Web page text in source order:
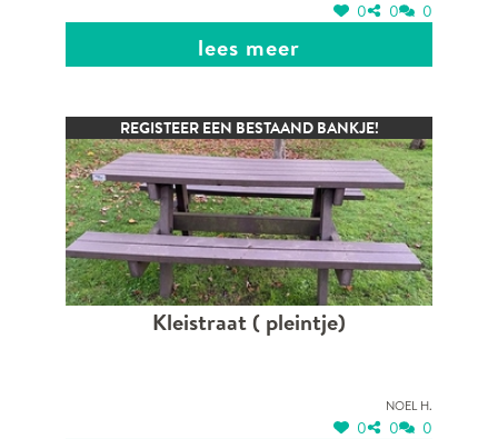
0 0 0
lees meer
REGISTEER EEN BESTAAND BANKJE!
Kleistraat ( pleintje)
Noel H.
0 0 0